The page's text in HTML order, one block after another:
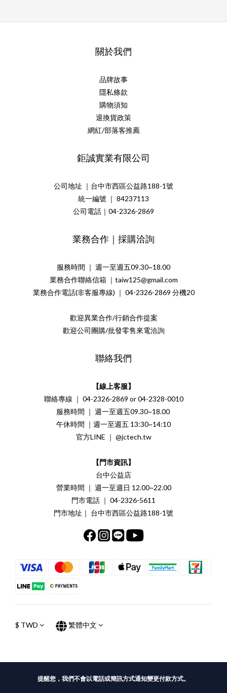
關於我們
品牌故事
隱私條款
購物須知
退換貨政策
網紅/部落客推薦
鉅誠實業有限公司
公司地址 ｜台中市西區公益路188-1號
統一編號 ｜ 84237113
公司電話｜04-2326-2869
業務合作｜採購洽詢
服務時間 ｜ 週一至週五09.30~18.00
業務合作聯絡信箱 ｜taiw125@gmail.com
業務合作電話(非客服專線) ｜ 04-2326-2869 分機20
歡迎異業合作/行銷合作提案
歡迎公司團購/批發零售來電洽詢
聯絡我們
【線上客服】
聯絡專線 ｜ 04-2326-2869 or 04-2328-0010
服務時間 ｜ 週一至週五09.30~18.00
午休時間 ｜週一至週五 13:30~14:10
官方LINE ｜ @jctech.tw
【門市資訊】
台中公益店
營業時間 ｜ 週一至週日 12.00~22.00
門市電話 ｜ 04-2326-5611
門市地址｜ 台中市西區公益路188-1號
$ TWD 繁體中文
提醒您，我們不會以電話或簡訊方式通知變更付款方式。